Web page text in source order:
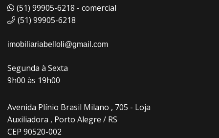
(51) 99905-6218 - comercial
(51) 99905-6218
imobiliariabelloli@gmail.com
Segunda à Sexta
9h00 às 19h00
Avenida Plínio Brasil Milano , 705 - Loja
Auxiliadora , Porto Alegre / RS
CEP 90520-002